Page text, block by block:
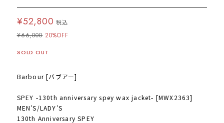
¥52,800 税込
¥66,000 20%OFF
SOLD OUT
Barbour [バブアー]
SPEY -130th anniversary spey wax jacket- [MWX2363]
MEN'S/LADY'S
130th Anniversary SPEY